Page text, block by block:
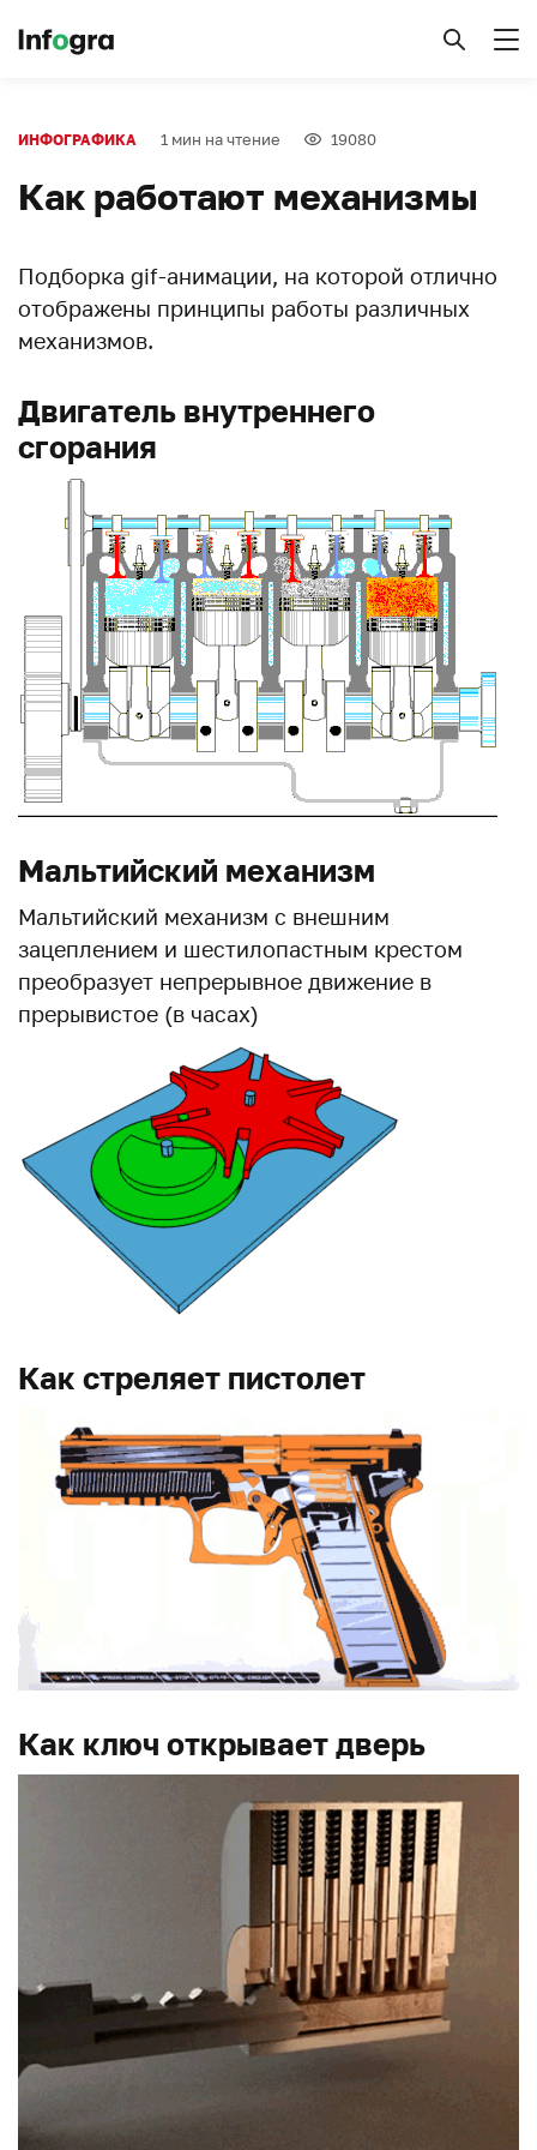
ИНФОГРАФИКА 1 мин на чтение 19080
Как работают механизмы
Подборка gif-анимации, на которой отлично
отображены принципы работы различных
механизмов.
Двигатель внутреннего
сгорания
Мальтийский механизм
Мальтийский механизм с внешним
зацеплением и шестилопастным крестом
преобразует непрерывное движение в
прерывистое (в часах)
Как стреляет пистолет
Как ключ открывает дверь